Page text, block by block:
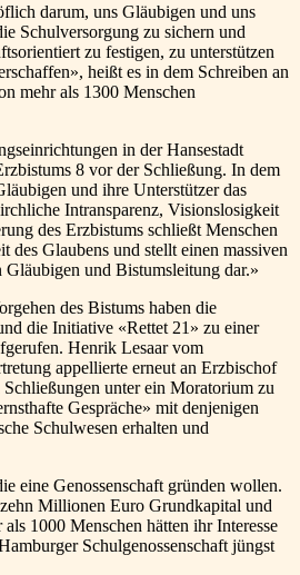
darum, uns Gläubigen und uns
Schulversorgung zu sichern und
zu festigen, zu unterstützen
heißt es in dem Schreiben an
mehr als 1300 Menschen
in der Hansestadt
8 vor der Schließung. In dem
und ihre Unterstützer das
Intransparenz, Visionslosigkeit
des Erzbistums schließt Menschen
des Glaubens und stellt einen massiven
Gläubigen und Bistumsleitung dar.»
des Bistums haben die
die Initiative «Rettet 21» zu einer
Henrik Lesaar vom
appellierte erneut an Erzbischof
unter ein Moratorium zu
Gespräche» mit denjenigen
Schulwesen erhalten und
eine Genossenschaft gründen wollen.
Millionen Euro Grundkapital und
1000 Menschen hätten ihr Interesse
Schulgenossenschaft jüngst